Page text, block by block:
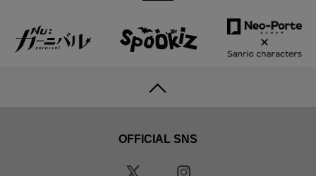
OFFICIAL SNS